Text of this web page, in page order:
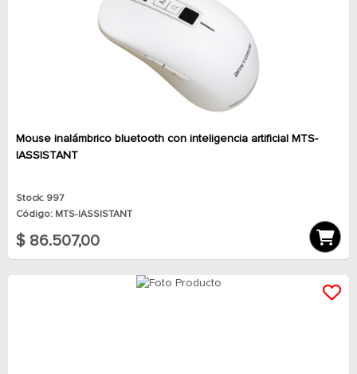
Mouse inalámbrico bluetooth con inteligencia artificial MTS-
IASSISTANT
Stock: 997
Código: MTS-IASSISTANT
$ 86.507,00